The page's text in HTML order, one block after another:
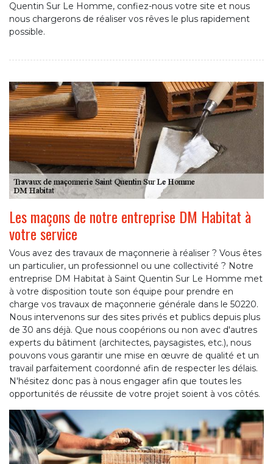
Quentin Sur Le Homme, confiez-nous votre site et nous
nous chargerons de réaliser vos rêves le plus rapidement
possible.
Les maçons de notre entreprise DM Habitat à
votre service
Vous avez des travaux de maçonnerie à réaliser ? Vous êtes
un particulier, un professionnel ou une collectivité ? Notre
entreprise DM Habitat à Saint Quentin Sur Le Homme met
à votre disposition toute son équipe pour prendre en
charge vos travaux de maçonnerie générale dans le 50220.
Nous intervenons sur des sites privés et publics depuis plus
de 30 ans déjà. Que nous coopérions ou non avec d'autres
experts du bâtiment (architectes, paysagistes, etc.), nous
pouvons vous garantir une mise en œuvre de qualité et un
travail parfaitement coordonné afin de respecter les délais.
N'hésitez donc pas à nous engager afin que toutes les
opportunités de réussite de votre projet soient à vos côtés.